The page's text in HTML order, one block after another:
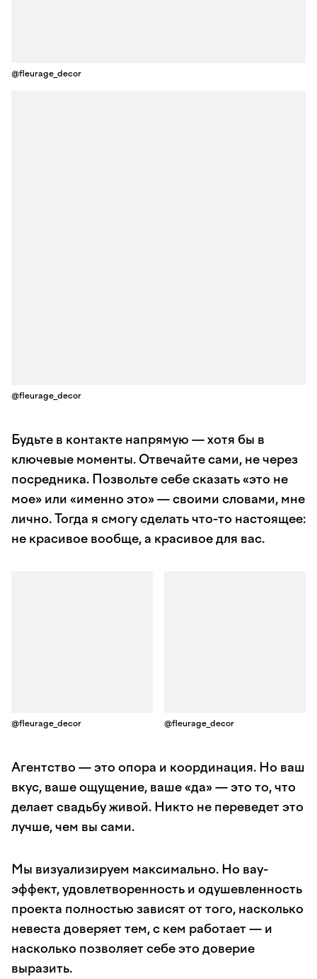
@fleurage_decor
@fleurage_decor
Будьте в контакте напрямую — хотя бы в
ключевые моменты. Отвечайте сами, не через
посредника. Позвольте себе сказать «это не
мое» или «именно это» — своими словами, мне
лично. Тогда я смогу сделать что-то настоящее:
не красивое вообще, а красивое для вас.
@fleurage_decor @fleurage_decor
Агентство — это опора и координация. Но ваш
вкус, ваше ощущение, ваше «да» — это то, что
делает свадьбу живой. Никто не переведет это
лучше, чем вы сами.
Мы визуализируем максимально. Но вау-
эффект, удовлетворенность и одушевленность
проекта полностью зависят от того, насколько
невеста доверяет тем, с кем работает — и
насколько позволяет себе это доверие
выразить.